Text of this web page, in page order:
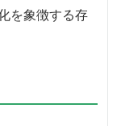
を象徴する存